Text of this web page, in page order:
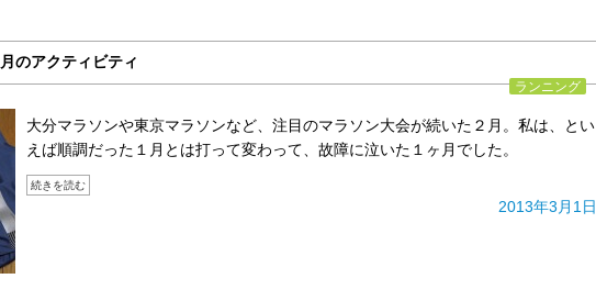
のアクティビティ
ランニング
大分マラソンや東京マラソンなど、注目のマラソン大会が続いた２月。私は、とい
えば順調だった１月とは打って変わって、故障に泣いた１ヶ月でした。
続きを読む
2013年3月1日